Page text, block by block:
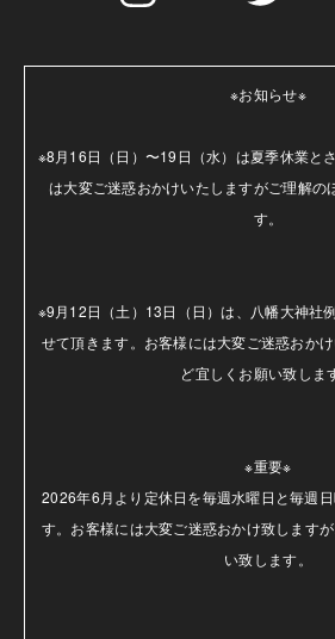
※お知らせ※
※8月16日（日）〜19日（水）は夏季休業と
は大変ご迷惑おかけいたしますがご理解の
す。
※9月12日（土）13日（日）は、八幡大神社
せて頂きます。お客様には大変ご迷惑おか
ど宜しくお願い致しま
※重要※
2026年6月より定休日を毎週水曜日と毎週
す。お客様には大変ご迷惑おかけ致します
い致します。